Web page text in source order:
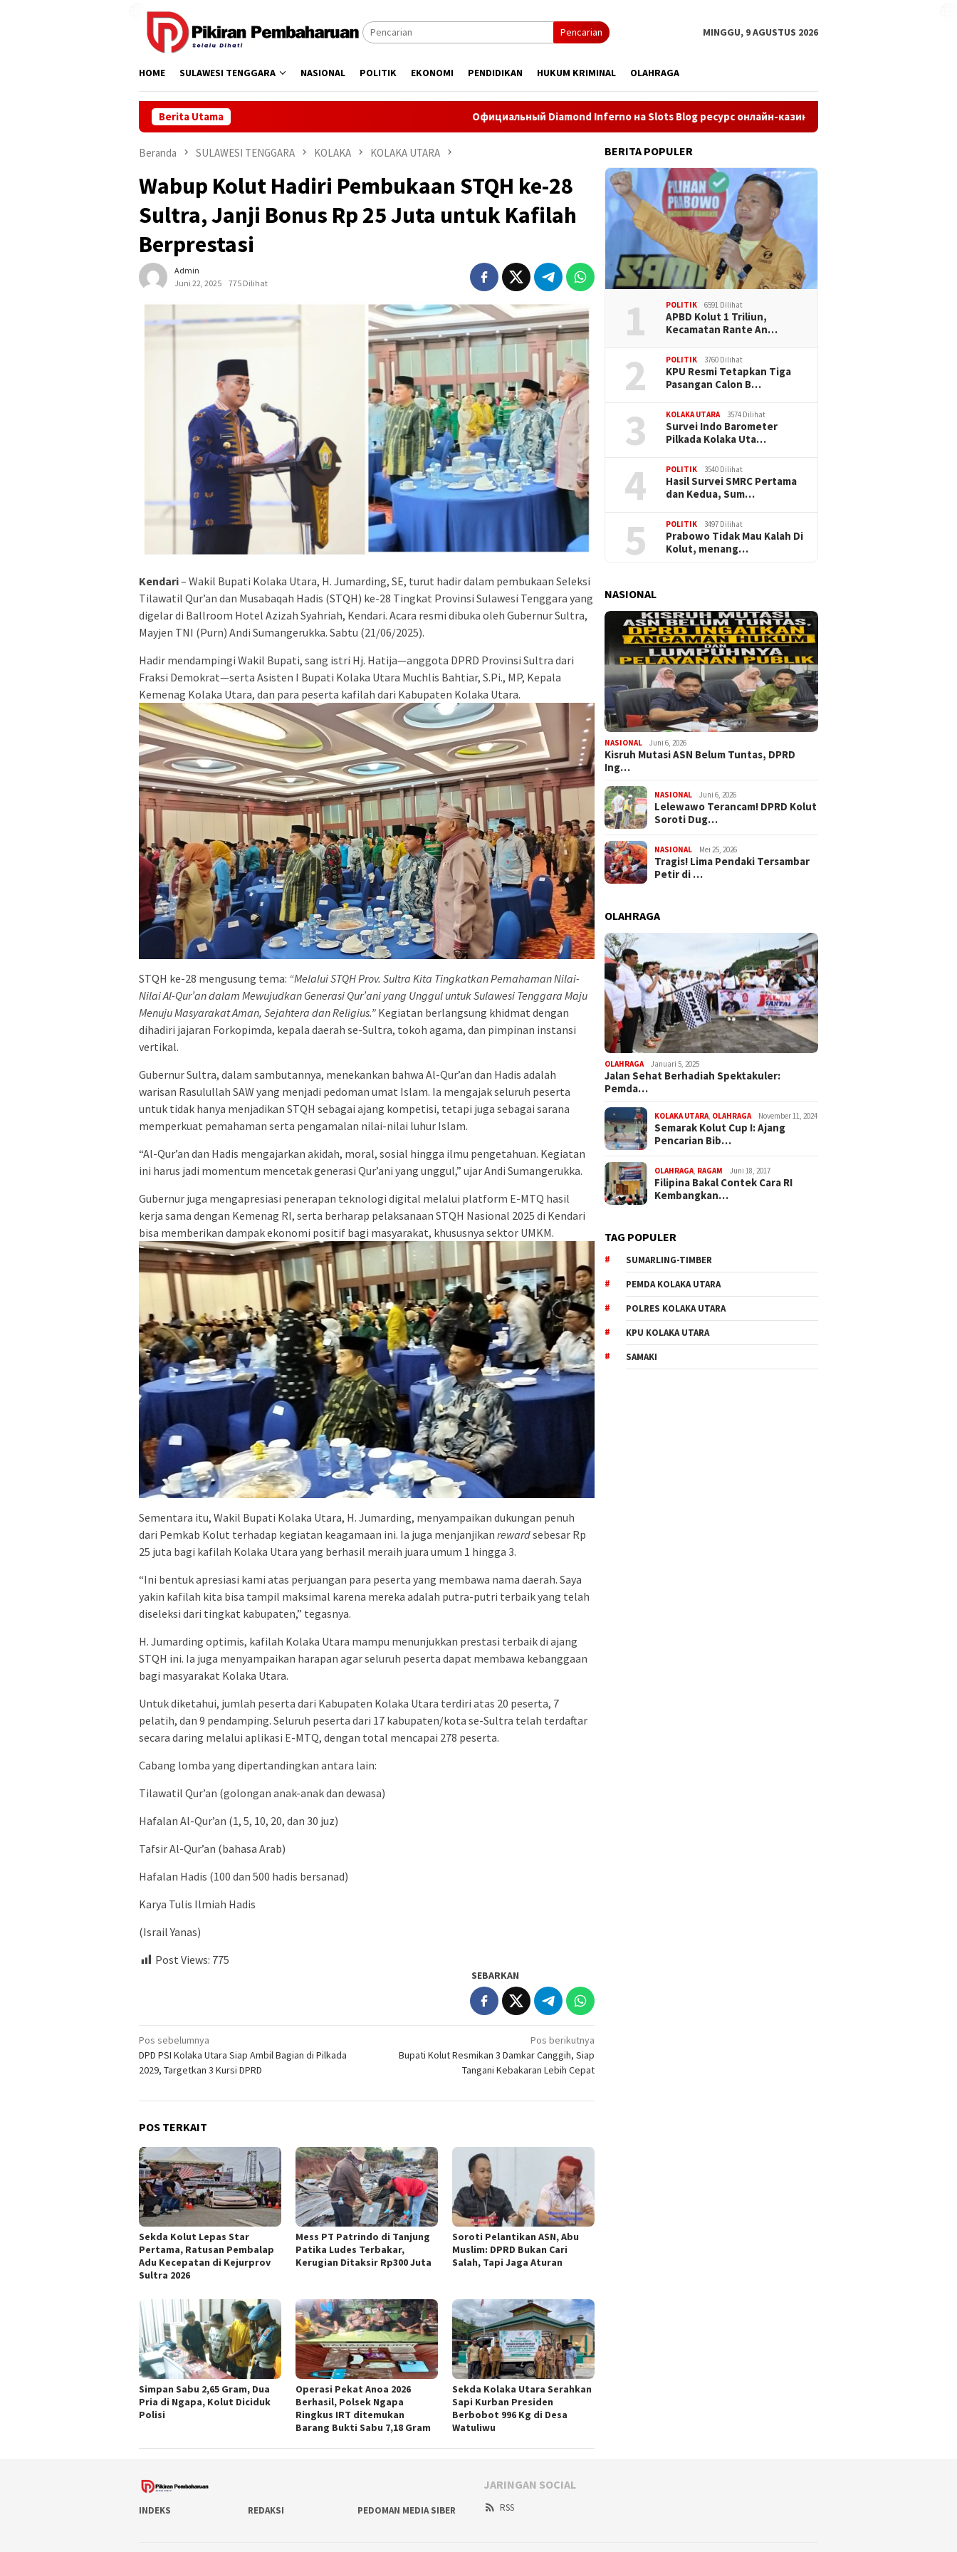
Pencarian MINGGU, 9 AGUSTUS 2026
HOME SULAWESI TENGGARA NASIONAL POLITIK EKONOMI PENDIDIKAN HUKUM KRIMINAL OLAHRAGA
Berita Utama Официальный Diamond Inferno на Slots Blog ресурс онлайн-казино Poker-DOM — это Покердом.
Beranda SULAWESI TENGGARA KOLAKA KOLAKA UTARA
Wabup Kolut Hadiri Pembukaan STQH ke-28
Sultra, Janji Bonus Rp 25 Juta untuk Kafilah
Berprestasi
Admin
Juni 22, 2025
775 Dilihat
Kendari– Wakil Bupati Kolaka Utara, H. Jumarding, SE, turut hadir dalam pembukaan Seleksi
Tilawatil Qur’an dan Musabaqah Hadis (STQH) ke-28 Tingkat Provinsi Sulawesi Tenggara yang
digelar di Ballroom Hotel Azizah Syahriah, Kendari. Acara resmi dibuka oleh Gubernur Sultra,
Mayjen TNI (Purn) Andi Sumangerukka. Sabtu (21/06/2025).
Hadir mendampingi Wakil Bupati, sang istri Hj. Hatija—anggota DPRD Provinsi Sultra dari
Fraksi Demokrat—serta Asisten I Bupati Kolaka Utara Muchlis Bahtiar, S.Pi., MP, Kepala
Kemenag Kolaka Utara, dan para peserta kafilah dari Kabupaten Kolaka Utara.
STQH ke-28 mengusung tema: “Melalui STQH Prov. Sultra Kita Tingkatkan Pemahaman Nilai-
Nilai Al-Qur’an dalam Mewujudkan Generasi Qur’ani yang Unggul untuk Sulawesi Tenggara Maju
Menuju Masyarakat Aman, Sejahtera dan Religius.” Kegiatan berlangsung khidmat dengan
dihadiri jajaran Forkopimda, kepala daerah se-Sultra, tokoh agama, dan pimpinan instansi
vertikal.
Gubernur Sultra, dalam sambutannya, menekankan bahwa Al-Qur’an dan Hadis adalah
warisan Rasulullah SAW yang menjadi pedoman umat Islam. Ia mengajak seluruh peserta
untuk tidak hanya menjadikan STQH sebagai ajang kompetisi, tetapi juga sebagai sarana
memperkuat pemahaman serta pengamalan nilai-nilai luhur Islam.
“Al-Qur’an dan Hadis mengajarkan akidah, moral, sosial hingga ilmu pengetahuan. Kegiatan
ini harus jadi momentum mencetak generasi Qur’ani yang unggul,” ujar Andi Sumangerukka.
Gubernur juga mengapresiasi penerapan teknologi digital melalui platform E-MTQ hasil
kerja sama dengan Kemenag RI, serta berharap pelaksanaan STQH Nasional 2025 di Kendari
bisa memberikan dampak ekonomi positif bagi masyarakat, khususnya sektor UMKM.
Sementara itu, Wakil Bupati Kolaka Utara, H. Jumarding, menyampaikan dukungan penuh
dari Pemkab Kolut terhadap kegiatan keagamaan ini. Ia juga menjanjikan rewardsebesar Rp
25 juta bagi kafilah Kolaka Utara yang berhasil meraih juara umum 1 hingga 3.
“Ini bentuk apresiasi kami atas perjuangan para peserta yang membawa nama daerah. Saya
yakin kafilah kita bisa tampil maksimal karena mereka adalah putra-putri terbaik yang telah
diseleksi dari tingkat kabupaten,” tegasnya.
H. Jumarding optimis, kafilah Kolaka Utara mampu menunjukkan prestasi terbaik di ajang
STQH ini. Ia juga menyampaikan harapan agar seluruh peserta dapat membawa kebanggaan
bagi masyarakat Kolaka Utara.
Untuk diketahui, jumlah peserta dari Kabupaten Kolaka Utara terdiri atas 20 peserta, 7
pelatih, dan 9 pendamping. Seluruh peserta dari 17 kabupaten/kota se-Sultra telah terdaftar
secara daring melalui aplikasi E-MTQ, dengan total mencapai 278 peserta.
Cabang lomba yang dipertandingkan antara lain:
Tilawatil Qur’an (golongan anak-anak dan dewasa)
Hafalan Al-Qur’an (1, 5, 10, 20, dan 30 juz)
Tafsir Al-Qur’an (bahasa Arab)
Hafalan Hadis (100 dan 500 hadis bersanad)
Karya Tulis Ilmiah Hadis
(Israil Yanas)
Post Views: 775
SEBARKAN
Navigasi
pos
Pos sebelumnya
DPD PSI Kolaka Utara Siap Ambil Bagian di Pilkada
2029, Targetkan 3 Kursi DPRD
Pos berikutnya
Bupati Kolut Resmikan 3 Damkar Canggih, Siap
Tangani Kebakaran Lebih Cepat
POS TERKAIT
Sekda Kolut Lepas Star
Pertama, Ratusan Pembalap
Adu Kecepatan di Kejurprov
Sultra 2026
Mess PT Patrindo di Tanjung
Patika Ludes Terbakar,
Kerugian Ditaksir Rp300 Juta
Soroti Pelantikan ASN, Abu
Muslim: DPRD Bukan Cari
Salah, Tapi Jaga Aturan
Simpan Sabu 2,65 Gram, Dua
Pria di Ngapa, Kolut Diciduk
Polisi
Operasi Pekat Anoa 2026
Berhasil, Polsek Ngapa
Ringkus IRT ditemukan
Barang Bukti Sabu 7,18 Gram
Sekda Kolaka Utara Serahkan
Sapi Kurban Presiden
Berbobot 996 Kg di Desa
Watuliwu
BERITA POPULER
1 POLITIK 6591 Dilihat
APBD Kolut 1 Triliun,
Kecamatan Rante An…
2 POLITIK 3760 Dilihat
KPU Resmi Tetapkan Tiga
Pasangan Calon B…
3 KOLAKA UTARA 3574 Dilihat
Survei Indo Barometer
Pilkada Kolaka Uta…
4 POLITIK 3540 Dilihat
Hasil Survei SMRC Pertama
dan Kedua, Sum…
5 POLITIK 3497 Dilihat
Prabowo Tidak Mau Kalah Di
Kolut, menang…
NASIONAL
NASIONAL Juni 6, 2026
Kisruh Mutasi ASN Belum Tuntas, DPRD
Ing…
NASIONAL Juni 6, 2026
Lelewawo Terancam! DPRD Kolut
Soroti Dug…
NASIONAL Mei 25, 2026
Tragis! Lima Pendaki Tersambar
Petir di …
OLAHRAGA
OLAHRAGA Januari 5, 2025
Jalan Sehat Berhadiah Spektakuler:
Pemda…
KOLAKA UTARA, OLAHRAGA November 11, 2024
Semarak Kolut Cup I: Ajang
Pencarian Bib…
OLAHRAGA, RAGAM Juni 18, 2017
Filipina Bakal Contek Cara RI
Kembangkan…
TAG POPULER
SUMARLING-TIMBER
PEMDA KOLAKA UTARA
POLRES KOLAKA UTARA
KPU KOLAKA UTARA
SAMAKI
INDEKS REDAKSI PEDOMAN MEDIA SIBER
JARINGAN SOCIAL
RSS